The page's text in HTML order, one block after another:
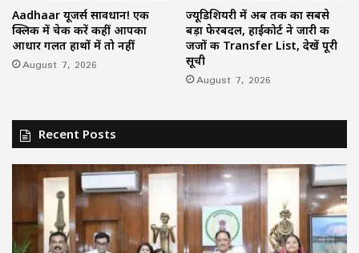
Aadhaar यूजर्स सावधान! एक
क्लिक में चेक करें कहीं आपका
आधार गलत हाथों में तो नहीं
August 7, 2026
ज्यूडिशियरी में अब तक का सबसे
बड़ा फेरबदल, हाईकोर्ट ने जारी की
जजों की Transfer List, देखें पूरी
सूची
August 7, 2026
Recent Posts